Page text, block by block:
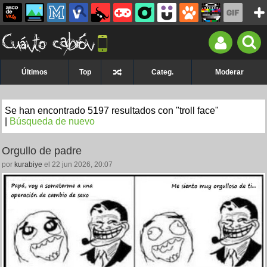
Últimos Top Categ. Moderar
Se han encontrado 5197 resultados con "troll face"
Búsqueda de nuevo
Orgullo de padre
por kurabiye el 22 jun 2026, 20:07